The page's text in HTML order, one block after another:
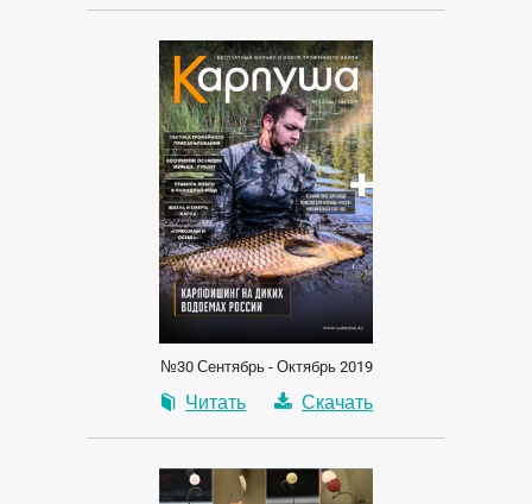
№30 Сентябрь - Октябрь 2019
Читать Скачать